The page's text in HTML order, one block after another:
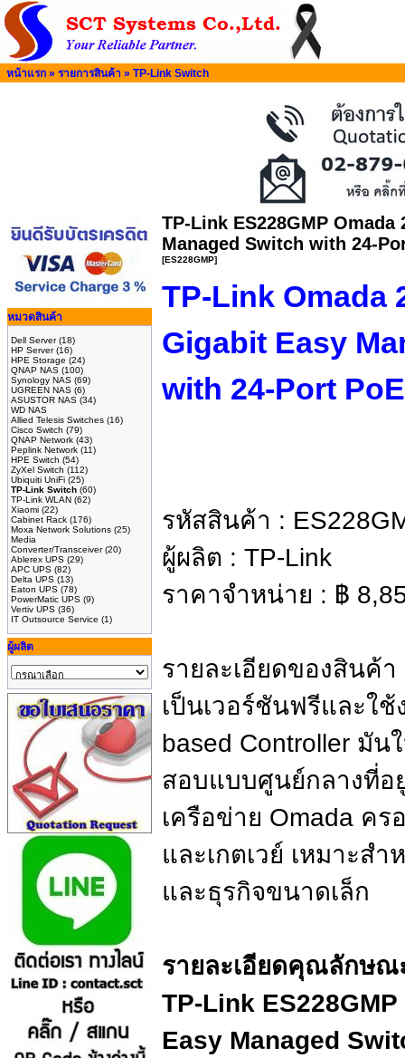
หน้าแรก » รายการสินค้า » TP-Link Switch
หมวดสินค้า
Dell Server(18)
HP Server(16)
HPE Storage (24)
QNAP NAS (100)
Synology NAS (69)
UGREEN NAS (6)
ASUSTOR NAS (34)
WD NAS
Allied Telesis Switches (16)
Cisco Switch (79)
QNAP Network (43)
Peplink Network (11)
HPE Switch (54)
ZyXel Switch (112)
Ubiquiti UniFi (25)
TP-Link Switch (60)
TP-Link WLAN (62)
Xiaomi (22)
Cabinet Rack (176)
Moxa Network Solutions (25)
Media
Converter/Transceiver(20)
Ablerex UPS (29)
APC UPS (82)
Delta UPS (13)
Eaton UPS (78)
PowerMatic UPS (9)
Vertiv UPS (36)
IT Outsource Service (1)
ผู้ผลิต
TP-Link ES228GMP
Managed Switch with 24-
[ES228GMP]
TP-Link Omada
Gigabit Easy
with 24-Port
รหัสสินค้า :
ผู้ผลิต : TP-Link
ราคาจำหน่าย : ฿
รายละเอียดของสินค้
เป็นเวอร์ชันฟรีและใ
based Controller มัน
สอบแบบศูนย์กลางที่อ
เครือข่าย Omada ค
และเกตเวย์ เหมาะสำ
และธุรกิจขนาดเล็ก
รายละเอียดคุณลักษณ
TP-Link
Easy Managed